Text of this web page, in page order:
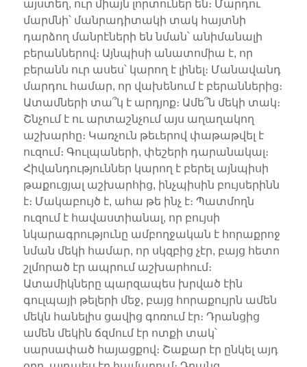
այստեղ, ուր միայն լորտուներ են։ Մարդու
մարմնի՝ մանրադիտակի տակ հայտնի
դարձող մանրէների են նման՝ անիմանալի
բերաններով։ Այնպիսի անատոմիա է, որ
բերանն ուր ասես՝ կարող է լինել։ Մանավանդ
մարդու համար, որ վախենում է բերաններից։
Ատամների տա՞կ է արդյոք։ Ամե՞ն մեկի տակ։
Շնչում է ու արտաշնչում այս աղաղակող
աշխարհը։ Կառչուն թեւերով փաթաթվել է
ուզում։ Գուլպաների, փեշերի դարանակալ։
Հիվանդություններ կարող է բերել այնպիսի
թաքուցյալ աշխարհից, ինչպիսին բույսերինն
է։ Մակաբույծ է, ահա թե ինչ է։ Պատմողն
ուզում է հավաստիանալ, որ բույսի
նկարագրությունը ամբողջական է հորաքրոջ
նման մեկի համար, որ սկզբից չէր, բայց հետո
շլմորած էր ապրում աշխարհում։
Ատամիկները պարզապես խրված էին
գուլպայի թելերի մեջ, բայց հորաքույրն ամեն
մեկն հանելիս ցավից գոռում էր։ Դրանցից
ամեն մեկին ճզմում էր ոտքի տակ՝
սարսափած հայացքով։ Շաքար էր ընկել այդ